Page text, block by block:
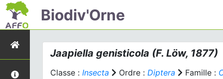
Biodiv'Orne
Jaapiella genisticola (F. Löw, 1877)
Classe : Insecta Ordre : Diptera Famille :